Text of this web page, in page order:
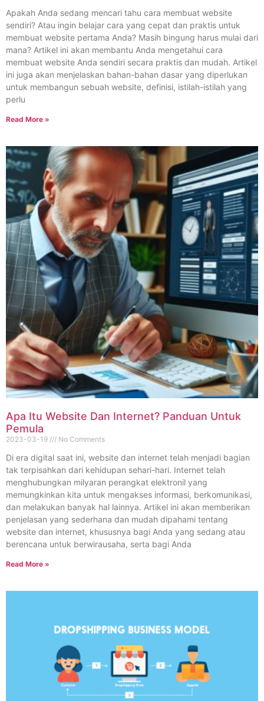
Apakah Anda sedang mencari tahu cara membuat website
sendiri? Atau ingin belajar cara yang cepat dan praktis untuk
membuat website pertama Anda? Masih bingung harus mulai dari
mana? Artikel ini akan membantu Anda mengetahui cara
membuat website Anda sendiri secara praktis dan mudah. Artikel
ini juga akan menjelaskan bahan-bahan dasar yang diperlukan
untuk membangun sebuah website, definisi, istilah-istilah yang
perlu
Read More »
Apa Itu Website Dan Internet? Panduan Untuk
Pemula
2023-03-19 No Comments
Di era digital saat ini, website dan internet telah menjadi bagian
tak terpisahkan dari kehidupan sehari-hari. Internet telah
menghubungkan milyaran perangkat elektronil yang
memungkinkan kita untuk mengakses informasi, berkomunikasi,
dan melakukan banyak hal lainnya. Artikel ini akan memberikan
penjelasan yang sederhana dan mudah dipahami tentang
website dan internet, khususnya bagi Anda yang sedang atau
berencana untuk berwirausaha, serta bagi Anda
Read More »